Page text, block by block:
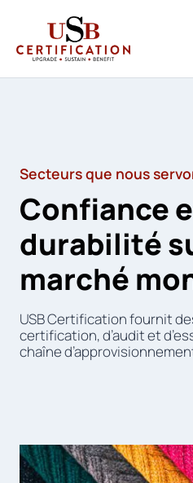
contenu
Secteurs que nous
Confiance
durabilité
marché
USB Certification fournit
certification, d’audit et
chaîne